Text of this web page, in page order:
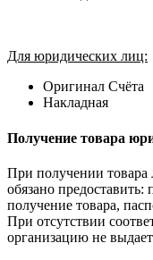
Для юридических лиц:
Оригинал Счёта
Накладная
Получение товара
При получении товара
обязано предоставить:
получение товара,
При отсутствии
организацию не